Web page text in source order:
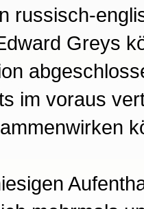
russisch-
Greys
im voraus